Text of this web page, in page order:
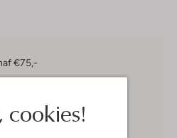
cookies!
€75,-